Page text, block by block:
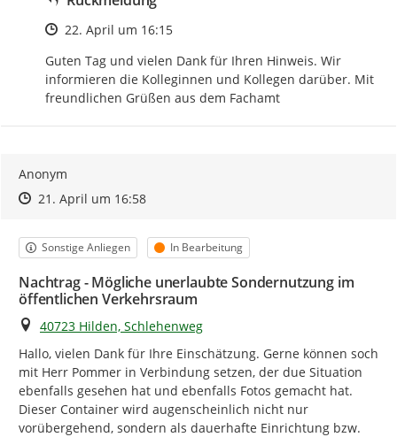
Zeitpunkt des Erstellens
22. April um 16:15
Guten Tag und vielen Dank für Ihren Hinweis. Wir
informieren die Kolleginnen und Kollegen darüber. Mit
freundlichen Grüßen aus dem Fachamt
Anonym
Zeitpunkt des Erstellens
Zeitpunkt des Erstellens
21. April um 16:58Zur Äußerung
Kategorie
Sonstige Anliegen Status
In Bearbeitung
Nachtrag - Mögliche unerlaubte Sondernutzung im
öffentlichen Verkehrsraum
Ort
40723 Hilden, Schlehenweg
Hallo, vielen Dank für Ihre Einschätzung. Gerne können soch
mit Herr Pommer in Verbindung setzen, der due Situation
ebenfalls gesehen hat und ebenfalls Fotos gemacht hat.
Dieser Container wird augenscheinlich nicht nur
vorübergehend, sondern als dauerhafte Einrichtung bzw.